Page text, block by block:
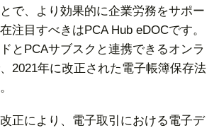
で、より効果的に企業労務をサポー
注目すべきはPCA Hub eDOCです。
とPCAサブスクと連携できるオンラ
2021年に改正された電子帳簿保存法
正により、電子取引における電子デ